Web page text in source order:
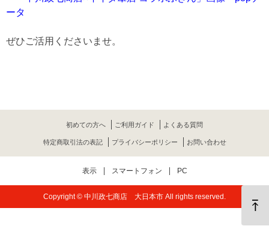
ータ
ぜひご活用くださいませ。
初めての方へ ご利用ガイド よくある質問
特定商取引法の表記 プライバシーポリシー お問い合わせ
表示 スマートフォン PC
Copyright © 中川政七商店 大日本市 All rights reserved.